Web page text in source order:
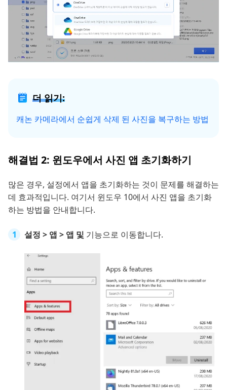
더 읽기:
캐논 카메라에서 순쉽게 삭제 된 사진을 복구하는 방법
해결법 2: 윈도우에서 사진 앱 초기화하기
많은 경우, 설정에서 앱을 초기화하는 것이 문제를 해결하는
데 효과적입니다. 여기서 윈도우 10에서 사진 앱을 초기화
하는 방법을 안내합니다.
설정 > 앱 > 앱 및 기능으로 이동합니다.